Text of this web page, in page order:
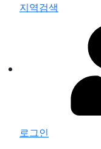
지역검색
로그인